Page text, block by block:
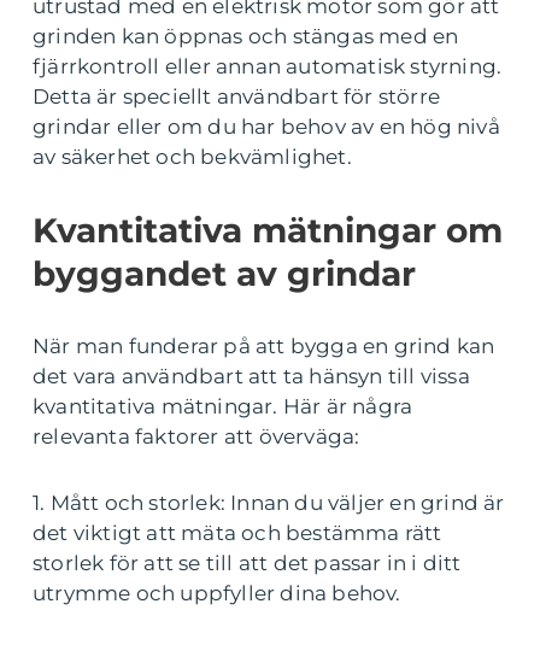
utrustad med en elektrisk motor som gör att
grinden kan öppnas och stängas med en
fjärrkontroll eller annan automatisk styrning.
Detta är speciellt användbart för större
grindar eller om du har behov av en hög nivå
av säkerhet och bekvämlighet.
Kvantitativa mätningar om
byggandet av grindar
När man funderar på att bygga en grind kan
det vara användbart att ta hänsyn till vissa
kvantitativa mätningar. Här är några
relevanta faktorer att överväga:
1. Mått och storlek: Innan du väljer en grind är
det viktigt att mäta och bestämma rätt
storlek för att se till att det passar in i ditt
utrymme och uppfyller dina behov.